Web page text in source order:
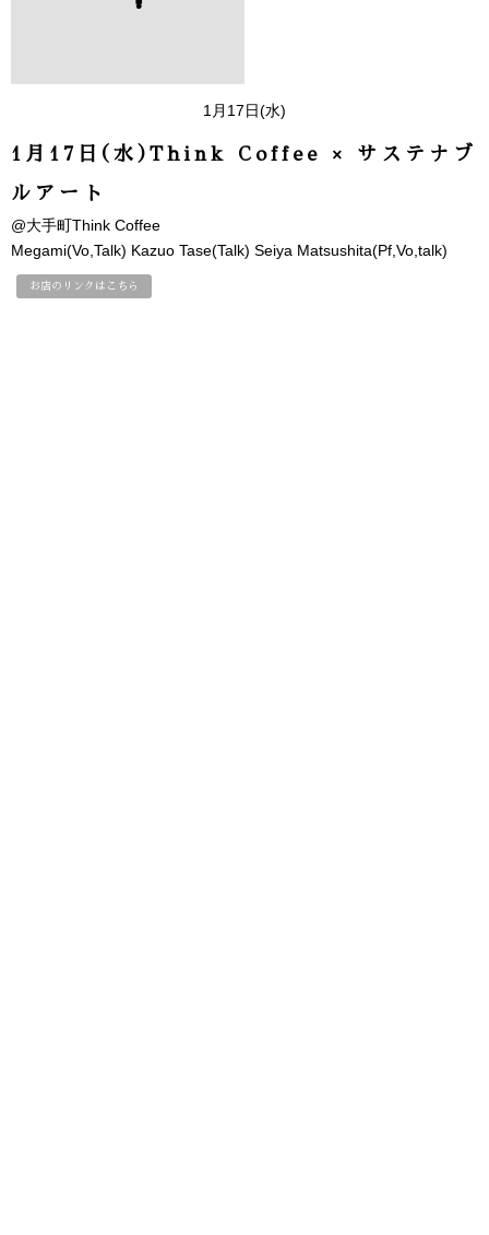
1月17日(水)
1月17日(水)Think Coffee × サステナブ
ルアート
@大手町Think Coffee
Megami(Vo,Talk) Kazuo Tase(Talk) Seiya Matsushita(Pf,Vo,talk)
お店のリンクはこちら